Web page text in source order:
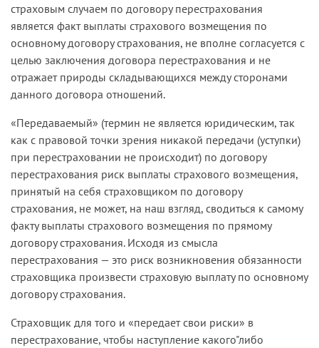
страховым случаем по договору перестрахования
является факт выплаты страхового возмещения по
основному договору страхования, не вполне согласуется с
целью заключения договора перестрахования и не
отражает природы складывающихся между сторонами
данного договора отношений.
«Передаваемый» (термин не является юридическим, так
как с правовой точки зрения никакой передачи (уступки)
при перестраховании не происходит) по договору
перестрахования риск выплаты страхового возмещения,
принятый на себя страховщиком по договору
страхования, не может, на наш взгляд, сводиться к самому
факту выплаты страхового возмещения по прямому
договору страхования. Исходя из смысла
перестрахования — это риск возникновения обязанности
страховщика произвести страховую выплату по основному
договору страхования.
Страховщик для того и «передает свои риски» в
перестрахование, чтобы наступление какого"либо